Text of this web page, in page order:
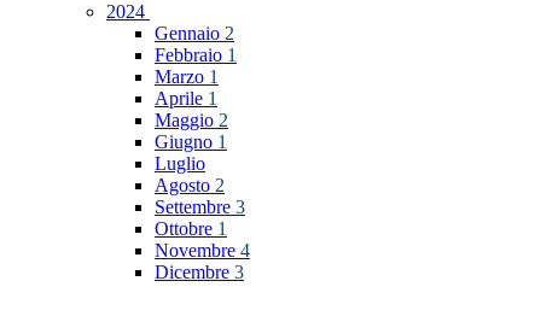
2024
Gennaio 2
Febbraio 1
Marzo 1
Aprile 1
Maggio 2
Giugno 1
Luglio
Agosto 2
Settembre 3
Ottobre 1
Novembre 4
Dicembre 3